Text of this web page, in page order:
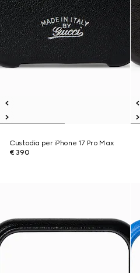
Custodia per iPhone 17 Pro Max
€ 390